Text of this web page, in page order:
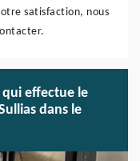
satisfaction, nous
qui effectue le
dans le